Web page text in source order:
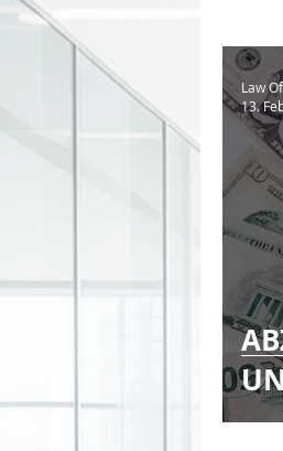
Law
13.